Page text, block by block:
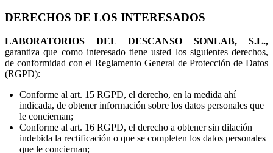
DERECHOS DE LOS INTERESADOS
LABORATORIOS DEL DESCANSO SONLAB, S.L.,
garantiza que como interesado tiene usted los siguientes derechos,
de conformidad con el Reglamento General de Protección de Datos
(RGPD):
Conforme al art. 15 RGPD, el derecho, en la medida ahí
indicada, de obtener información sobre los datos personales que
le conciernan;
Conforme al art. 16 RGPD, el derecho a obtener sin dilación
indebida la rectificación o que se completen los datos personales
que le conciernan;